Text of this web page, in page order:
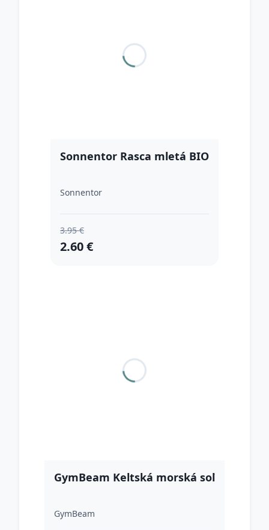
Sonnentor Rasca mletá BIO
Sonnentor
3.95 €
2.60 €
GymBeam Keltská morská soľ
GymBeam